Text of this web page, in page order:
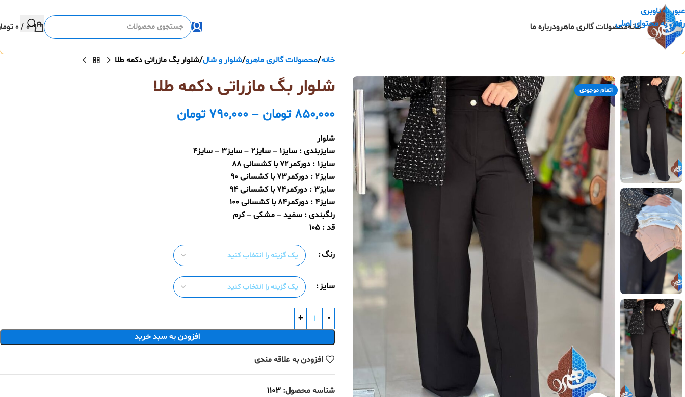
عبور به ناوبری
رفتن به محتوای اصلی
خانهمحصولات گالری ماهرودرباره ما 0
/
0
اتمام موجودی
خانه محصولات گالری ماهرو شلوار و شال شلوار بگ مازراتی دکمه طلا
شلوار بگ مازراتی دکمه طلا
850,000 تومان –
790,000 تومان
شلوار
سایزبندی : سایز1 – سایز2 – سایز3 – سایز4
سایز1 : دورکمر72 با کشسانی 88
سایز2 : دورکمر73 با کشسانی 90
سایز3 : دورکمر74 با کشسانی 94
سایز4 : دورکمر84 با کشسانی 100
رنگبندی : سفید – مشکی – کرم
قد : 105
رنگ
سایز
افزودن به سبد خرید
افزودن به علاقه مندی
شناسه محصول: 1103